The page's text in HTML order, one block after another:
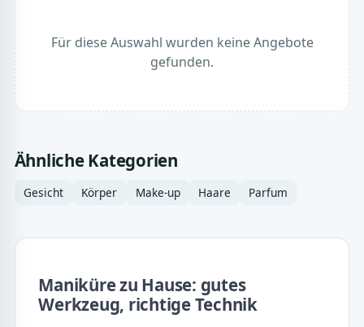
Für diese Auswahl wurden keine Angebote
gefunden.
Ähnliche Kategorien
Gesicht Körper Make-up Haare Parfum
Maniküre zu Hause: gutes
Werkzeug, richtige Technik